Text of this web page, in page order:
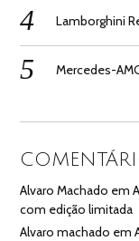
Lamborghini
Mercedes-
Alvaro Machado em
com edição limitada
Alvaro machado em